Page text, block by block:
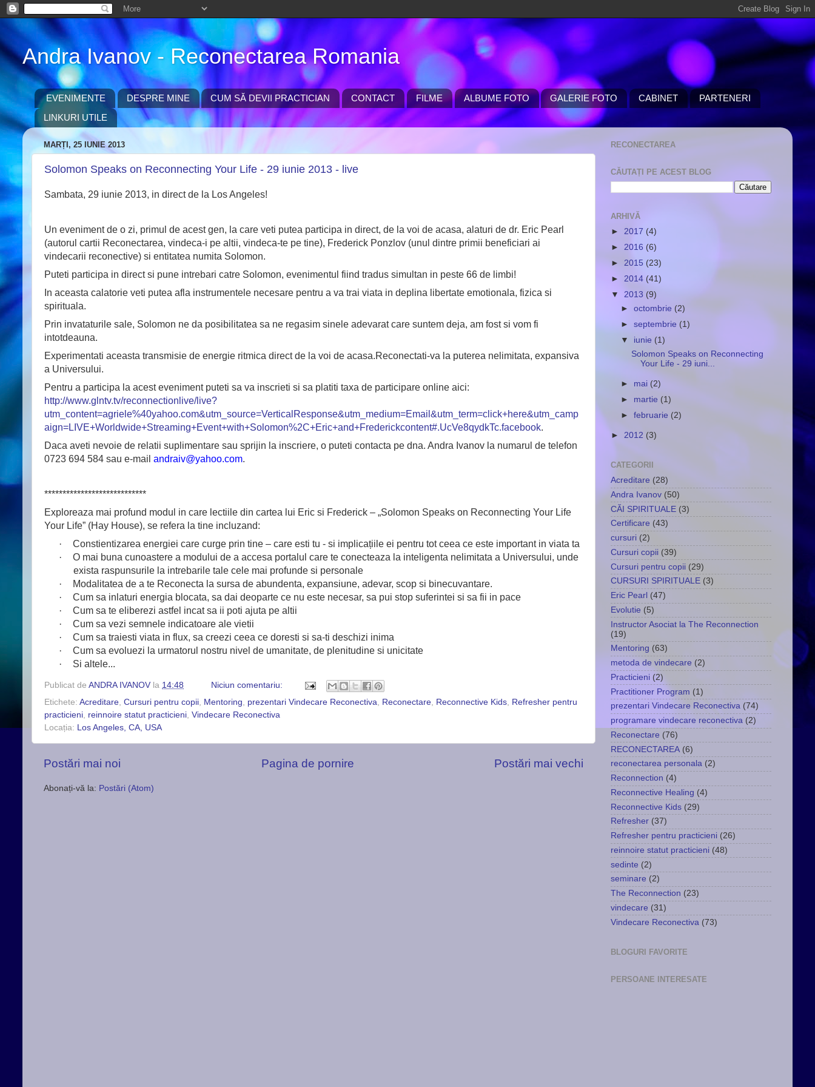
Andra Ivanov - Reconectarea Romania
EVENIMENTE DESPRE MINE CUM SĂ DEVII PRACTICIAN CONTACT FILME ALBUME FOTO GALERIE FOTO CABINET
PARTENERI
LINKURI UTILE
MARȚI, 25 IUNIE 2013
Solomon Speaks on Reconnecting Your Life - 29 iunie 2013 - live
Sambata, 29 iunie 2013, in direct de la Los Angeles!
Un eveniment de o zi, primul de acest gen, la care veti putea participa in direct, de la voi de acasa, alaturi de dr. Eric Pearl
(autorul cartii Reconectarea, vindeca-i pe altii, vindeca-te pe tine), Frederick Ponzlov (unul dintre primii beneficiari ai
vindecarii reconective) si entitatea numita Solomon.
Puteti participa in direct si pune intrebari catre Solomon, evenimentul fiind tradus simultan in peste 66 de limbi!
In aceasta calatorie veti putea afla instrumentele necesare pentru a va trai viata in deplina libertate emotionala, fizica si
spirituala.
Prin invataturile sale, Solomon ne da posibilitatea sa ne regasim sinele adevarat care suntem deja, am fost si vom fi
intotdeauna.
Experimentati aceasta transmisie de energie ritmica directde la voi de acasa.Reconectati-va la puterea nelimitata, expansiva
a Universului.
Pentru a participa la acest eveniment puteti sa va inscrieti si sa platiti taxa de participare online aici:
http://www.glntv.tv/reconnectionlive/live?
utm_content=agriele%40yahoo.com&utm_source=VerticalResponse&utm_medium=Email&utm_term=click+here&utm_camp
aign=LIVE+Worldwide+Streaming+Event+with+Solomon%2C+Eric+and+Frederickcontent#.UcVe8qydkTc.facebook.
Daca aveti nevoie de relatii suplimentare sau sprijin la inscriere, o puteti contacta pe dna. Andra Ivanov la numarul de telefon
0723 694 584 sau e-mail andraiv@yahoo.com.
****************************
Exploreaza mai profund modul in care lectiile din cartea lui Eric si Frederick – „Solomon Speaks on Reconnecting Your Life
Your Life” (Hay House), se refera la tine incluzand:
·
Constientizarea energiei care curge prin tine – care esti tu - si implicațiile ei pentru tot ceea ce este important in viata ta
·
O mai buna cunoastere a modului de a accesa portalul care te conecteaza la inteligenta nelimitata a Universului, unde
exista raspunsurile la intrebarile tale cele mai profunde si personale
·
Modalitatea de a te Reconecta la sursa de abundenta, expansiune, adevar, scop si binecuvantare.
·
Cum sa inlaturi energia blocata, sa dai deoparte ce nu este necesar, sa pui stop suferintei si sa fii in pace
·
Cum sa te eliberezi astfel incat sa ii poti ajuta pe altii
·
Cum sa vezi semnele indicatoare ale vietii
·
Cum sa traiesti viata in flux, sa creezi ceea ce doresti si sa-ti deschizi inima
·
Cum sa evoluezi la urmatorul nostru nivel de umanitate, de plenitudine si unicitate
·
Si altele...
Publicat de ANDRA IVANOV la 14:48
Niciun comentariu:
Etichete: Acreditare Cursuri pentru copii Mentoring prezentari Vindecare Reconectiva Reconectare Reconnective Kids
Refresher pentru
practicieni reinnoire statut practicieni Vindecare Reconectiva
Locația:
Los Angeles, CA, USA
Postări mai noi Postări mai vechi
Pagina de pornire
Abonați-vă la: Postări (Atom)
RECONECTAREA
CĂUTAȚI PE ACEST BLOG
ARHIVĂ
► 2017 (4)
► 2016 (6)
► 2015 (23)
► 2014 (41)
▼ 2013 (9)
►octombrie (2)
►septembrie (1)
▼ iunie(1)
Solomon Speaks on Reconnecting
Your Life - 29 iuni...
► mai (2)
► martie (1)
►februarie (2)
► 2012 (3)
CATEGORII
Acreditare (28)
Andra Ivanov (50)
CĂI SPIRITUALE (3)
Certificare (43)
cursuri (2)
Cursuri copii (39)
Cursuri pentru copii (29)
CURSURI SPIRITUALE (3)
Eric Pearl (47)
Evolutie (5)
Instructor Asociat la The Reconnection
(19)
Mentoring (63)
metoda de vindecare (2)
Practicieni (2)
Practitioner Program (1)
prezentari Vindecare Reconectiva (74)
programare vindecare reconectiva (2)
Reconectare (76)
RECONECTAREA (6)
reconectarea personala (2)
Reconnection (4)
Reconnective Healing (4)
Reconnective Kids (29)
Refresher (37)
Refresher pentru practicieni (26)
reinnoire statut practicieni (48)
sedinte (2)
seminare (2)
The Reconnection (23)
vindecare (31)
Vindecare Reconectiva (73)
BLOGURI FAVORITE
PERSOANE INTERESATE